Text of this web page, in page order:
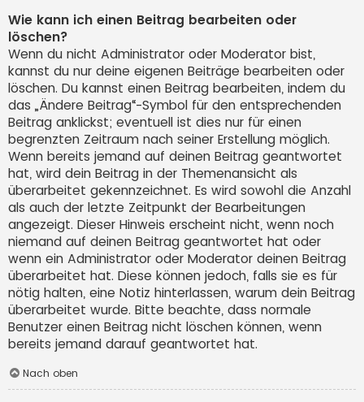
Wie kann ich einen Beitrag bearbeiten oder
löschen?
Wenn du nicht Administrator oder Moderator bist,
kannst du nur deine eigenen Beiträge bearbeiten oder
löschen. Du kannst einen Beitrag bearbeiten, indem du
das „Ändere Beitrag“-Symbol für den entsprechenden
Beitrag anklickst; eventuell ist dies nur für einen
begrenzten Zeitraum nach seiner Erstellung möglich.
Wenn bereits jemand auf deinen Beitrag geantwortet
hat, wird dein Beitrag in der Themenansicht als
überarbeitet gekennzeichnet. Es wird sowohl die Anzahl
als auch der letzte Zeitpunkt der Bearbeitungen
angezeigt. Dieser Hinweis erscheint nicht, wenn noch
niemand auf deinen Beitrag geantwortet hat oder
wenn ein Administrator oder Moderator deinen Beitrag
überarbeitet hat. Diese können jedoch, falls sie es für
nötig halten, eine Notiz hinterlassen, warum dein Beitrag
überarbeitet wurde. Bitte beachte, dass normale
Benutzer einen Beitrag nicht löschen können, wenn
bereits jemand darauf geantwortet hat.
Nach oben